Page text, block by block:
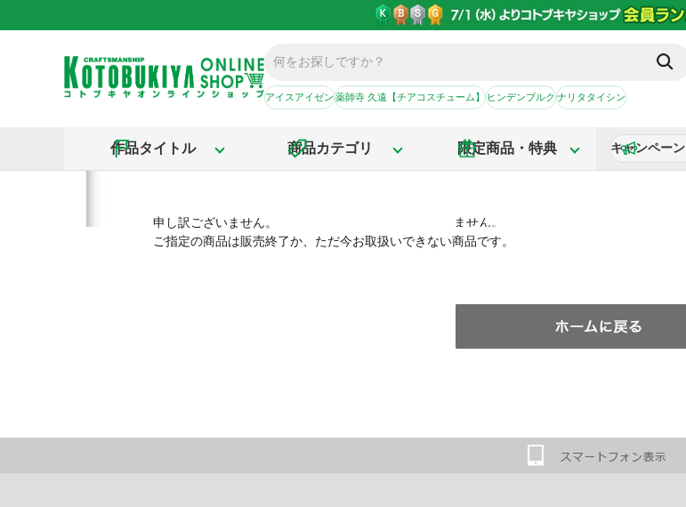
アイスアイゼン薬師寺 久遠【チアコスチューム】ヒンデンブルクナリタタイシン
作品タイトル 商品カテゴリ 限定商品・特典 キャンペーン
申し訳ございません。
ご指定の商品は販売終了か、ただ今お取扱いできない商品です。